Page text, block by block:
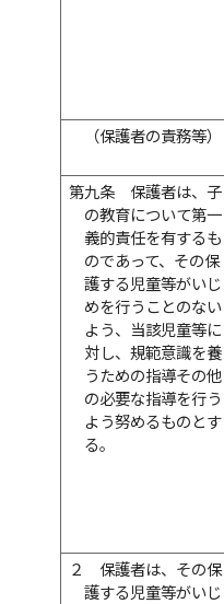
（保護者の責務等）
第九条
保護者は、子
の教育について第一
義的責任を有するも
のであって、その保
護する児童等がいじ
めを行うことのない
よう、当該児童等に
対し、規範意識を養
うための指導その他
の必要な指導を行う
よう努めるものとす
る。
２
保護者は、その保
護する児童等がいじ